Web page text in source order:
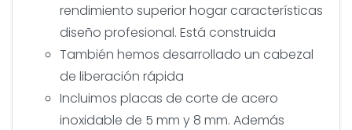
rendimiento superior hogar características
diseño profesional. Está construida
También hemos desarrollado un cabezal
de liberación rápida
Incluimos placas de corte de acero
inoxidable de 5 mm y 8 mm. Además